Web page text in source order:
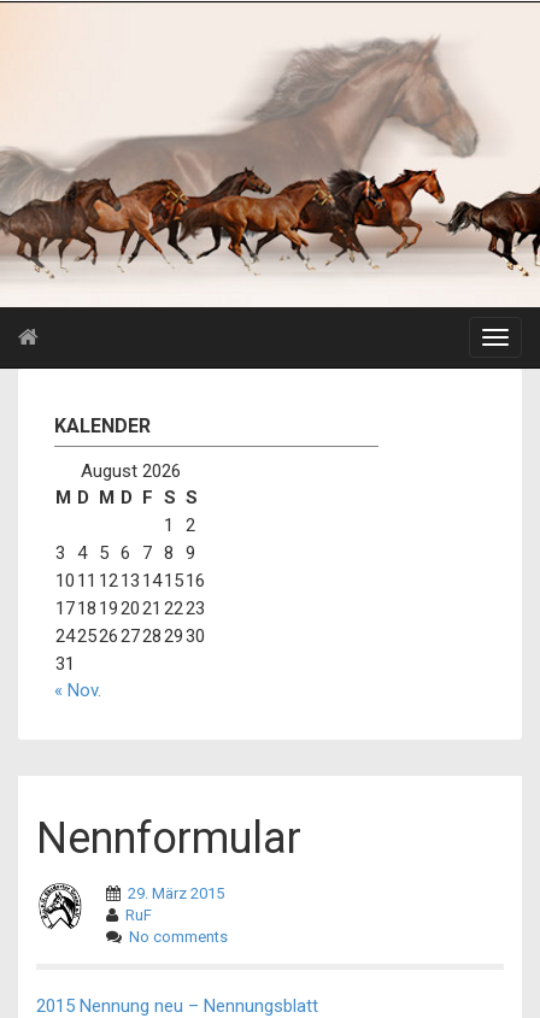
KALENDER
August 2026
M D M D F S S
1
2
3
4 5 6 7 8
9
10 11 1213 141516
1718 192021 2223
24252627282930
31
« Nov.
Nennformular
29. März 2015
RuF
No comments
2015 Nennung neu – Nennungsblatt